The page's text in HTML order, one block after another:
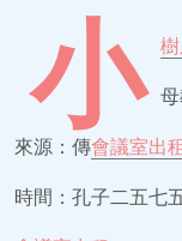
小
來源：傳會議室出
時間：孔子二五七